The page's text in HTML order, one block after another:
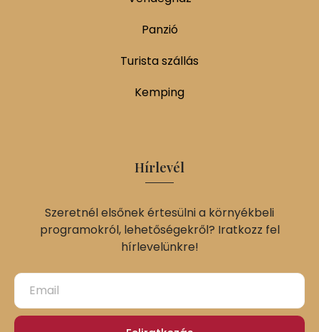
Panzió
Turista szállás
Kemping
Hírlevél
Szeretnél elsőnek értesülni a környékbeli
programokról, lehetőségekről? Iratkozz fel
hírlevelünkre!